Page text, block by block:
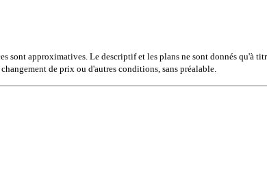
sont approximatives. Le descriptif et les plans ne sont donnés
de prix ou d'autres conditions, sans préalable.